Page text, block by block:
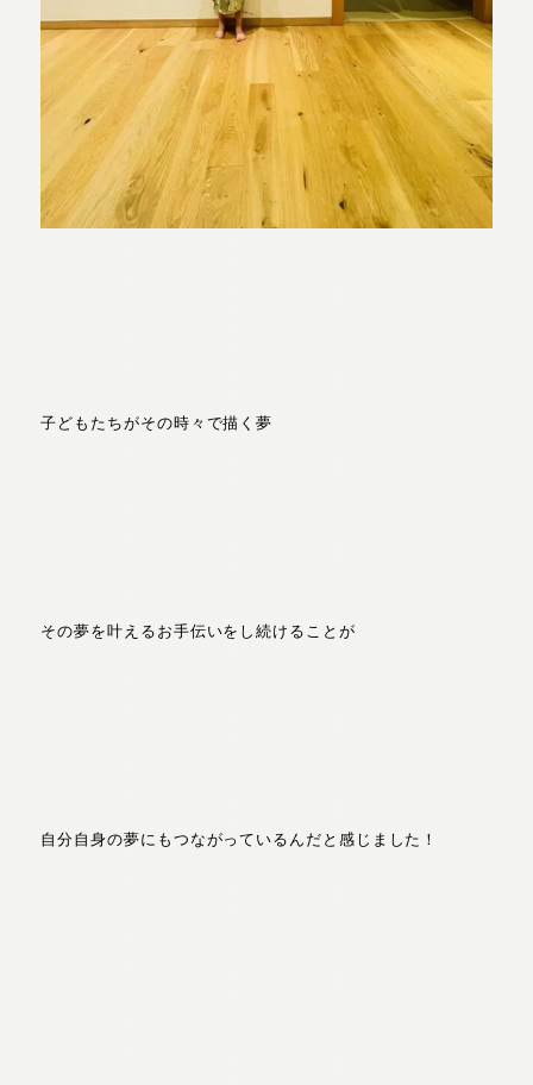
子どもたちがその時々で描く夢
その夢を叶えるお手伝いをし続けることが
自分自身の夢にもつながっているんだと感じました！